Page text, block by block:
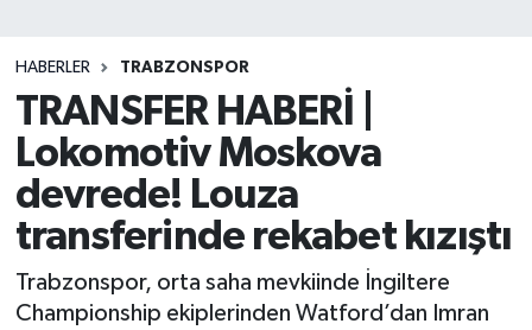
HABERLER TRABZONSPOR
TRANSFER HABERİ |
Lokomotiv Moskova
devrede! Louza
transferinde rekabet kızıştı
Trabzonspor, orta saha mevkiinde İngiltere
Championship ekiplerinden Watford’dan Imran
Teknoloji
TRABZON
TRABZONSPOR
Yaşam